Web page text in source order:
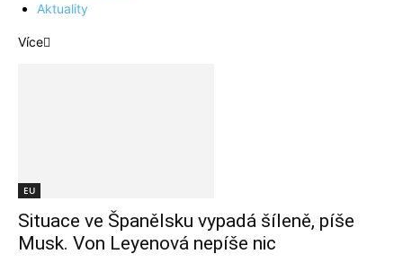
Aktuality
Více
EU
Situace ve Španělsku vypadá šíleně, píše
Musk. Von Leyenová nepíše nic